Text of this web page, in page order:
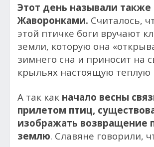
Этот день называли также
Жаворонками. Считалось,
этой птичке боги вручают
земли, которую она
зимнего сна и приносит на
крыльях настоящую теплую
А так как начало весны
прилетом птиц,
изображать возвращение
землю. Славяне говорили,